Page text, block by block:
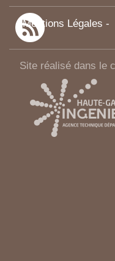
Mentions Légales -
Site réalisé dans le